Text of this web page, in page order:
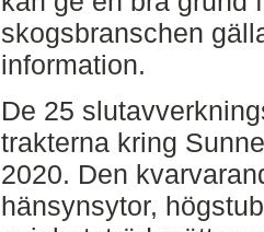
skogsbranschen
information.
De 25
trakterna kring
2020. Den
hänsynsytor,